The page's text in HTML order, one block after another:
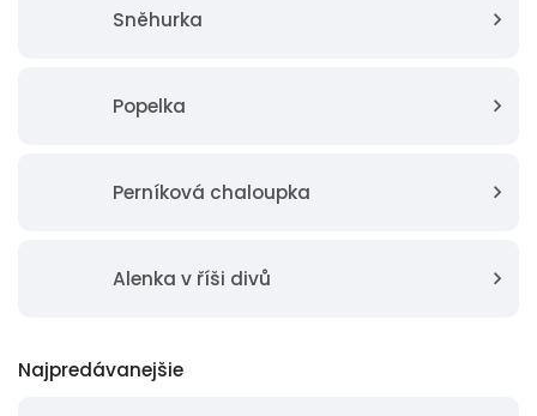
Sněhurka
Popelka
Perníková chaloupka
Alenka v říši divů
Najpredávanejšie